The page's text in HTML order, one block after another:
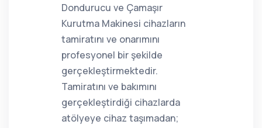
Dondurucu ve Çamaşır
Kurutma Makinesi cihazların
tamiratını ve onarımını
profesyonel bir şekilde
gerçekleştirmektedir.
Tamiratını ve bakımını
gerçekleştirdiği cihazlarda
atölyeye cihaz taşımadan;